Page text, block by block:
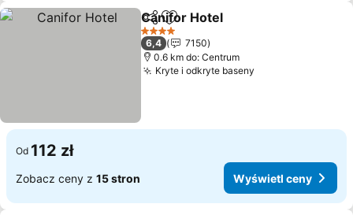
Udostępnij
Dodaj do ulubionych
Canifor Hotel
4 Kategoria
6,4
7150
0.6 km do: Centrum
Kryte i odkryte baseny
Od 112 zł
Zobacz ceny z 15 stron Wyświetl ceny